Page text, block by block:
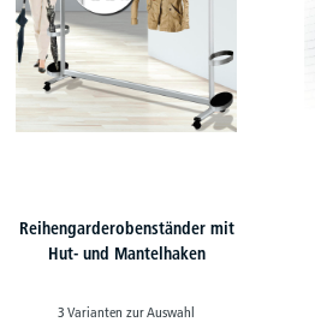
Reihengarderobenständer mit
Hut- und Mantelhaken
3 Varianten zur Auswahl